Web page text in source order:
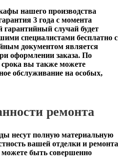
нашего производства
3 года с момента
гарантийный случай будет
специалистами бесплатно с
документом является
оформлении заказа. По
срока вы также можете
обслуживание на особых,
ремонта
несут полную материальную
вашей отделки и ремонта
быть совершенно